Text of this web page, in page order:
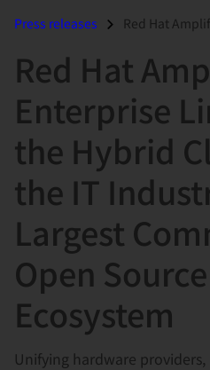
面Press releases Red Hat Amplifies
Red Hat
Enterprise
the Hybrid
the IT
Largest
Open
Ecosystem
Unifying hardware providers,